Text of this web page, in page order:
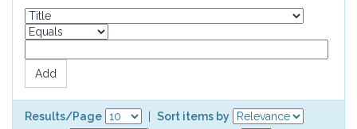
Results/Page
Sort items by